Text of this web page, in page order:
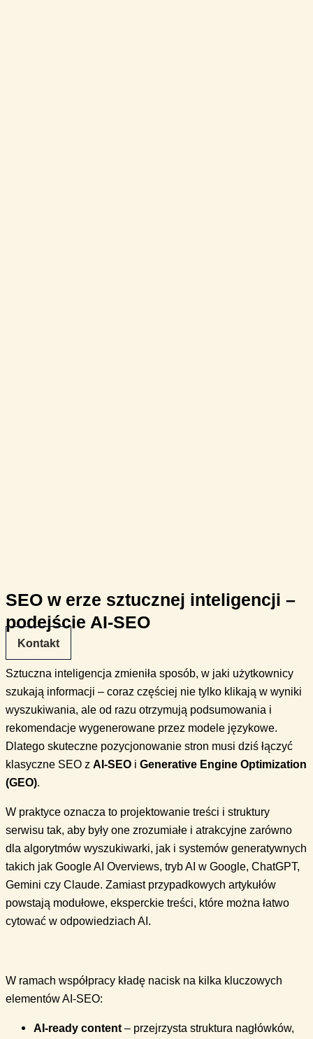
SEO w erze sztucznej inteligencji –
podejście AI-SEO
Kontakt
Sztuczna inteligencja zmieniła sposób, w jaki użytkownicy
szukają informacji – coraz częściej nie tylko klikają w wyniki
wyszukiwania, ale od razu otrzymują podsumowania i
rekomendacje wygenerowane przez modele językowe.
Dlatego skuteczne pozycjonowanie stron musi dziś łączyć
klasyczne SEO z AI-SEO i Generative Engine Optimization
(GEO).
W praktyce oznacza to projektowanie treści i struktury
serwisu tak, aby były one zrozumiałe i atrakcyjne zarówno
dla algorytmów wyszukiwarki, jak i systemów generatywnych
takich jak Google AI Overviews, tryb AI w Google, ChatGPT,
Gemini czy Claude. Zamiast przypadkowych artykułów
powstają modułowe, eksperckie treści, które można łatwo
cytować w odpowiedziach AI.
W ramach współpracy kładę nacisk na kilka kluczowych
elementów AI-SEO:
AI-ready content – przejrzysta struktura nagłówków,